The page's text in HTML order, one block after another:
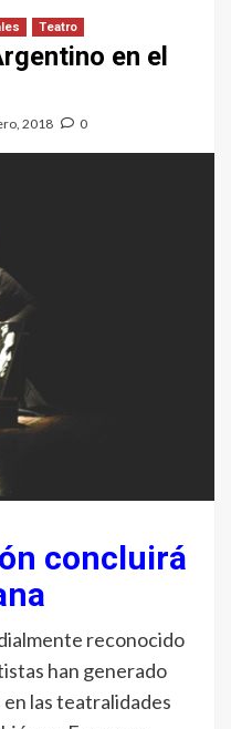
Teatro
en el
2018 0
concluirá
reconocido
han generado
las teatralidades